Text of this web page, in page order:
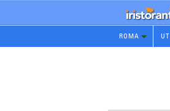
Prenotazione
Ristorante
ROMA